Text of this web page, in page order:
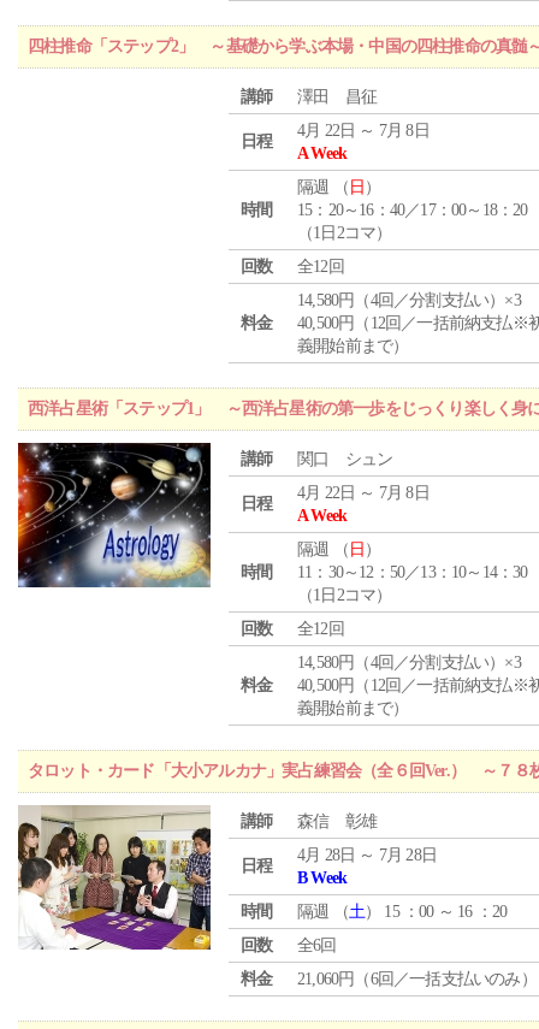
四柱推命「ステップ2」 ～基礎から学ぶ本場・中国の四柱推命の真髄
講師 澤田 昌征
日程
4月 22日 ～ 7月 8日
A Week
時間
隔週 （ 日 ）
15：20～16：40／17：00～18：20
（1日2コマ）
回数
全12回
料金
14,580円（4回／分割支払い）×3
40,500円（12回／一括前納支払※
義開始前まで）
西洋占星術「ステップ1」 ～西洋占星術の第一歩をじっくり楽しく身
講師 関口 シュン
日程
4月 22日 ～ 7月 8日
A Week
時間
隔週 （ 日 ）
11：30～12：50／13：10～14：30
（1日2コマ）
回数
全12回
料金
14,580円（4回／分割支払い）×3
40,500円（12回／一括前納支払※
義開始前まで）
タロット・カード「大小アルカナ」実占練習会（全６回Ver.） ～７８
講師 森信 彰雄
日程
4月 28日 ～ 7月 28日
B Week
時間
隔週 （土） 15 ：00 ～ 16 ：20
回数
全6回
料金
21,060円（6回／一括支払いのみ）